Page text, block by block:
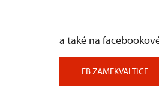
a také na
FB ZAMEKVALTICE